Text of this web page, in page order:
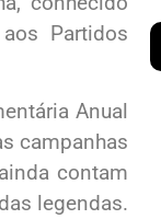
Partidos
Anual
campanhas
contam
legendas.